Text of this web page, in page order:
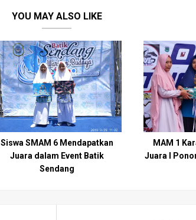
YOU MAY ALSO LIKE
Siswa SMAM 6 Mendapatkan
Juara dalam Event Batik
Sendang
MAM 1
Juara I